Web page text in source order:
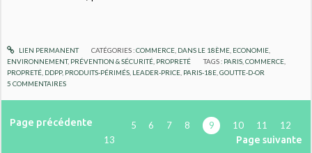
LIEN PERMANENT CATÉGORIES :COMMERCE, DANS LE 18ÈME, ECONOMIE,
ENVIRONNEMENT, PRÉVENTION & SÉCURITÉ PROPRETÉ TAGS : PARIS ,COMMERCE
PROPRETÉ DDPP, PRODUITS-PÉRIMÉS LEADER-PRICE PARIS-18E ,GOUTTE-D-OR
5 COMMENTAIRES
Page précédente 5 6 7 8 9 10 11
12
13
Page suivante